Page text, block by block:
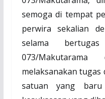
semoga di tempat
perwira sekalian
selama
073/
melaksanakan
satuan yang